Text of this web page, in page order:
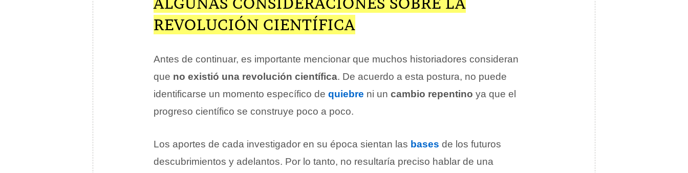
REVOLUCIÓN CIENTÍFICA
Antes de continuar, es importante mencionar que muchos historiadores consideran
que no existió una revolución científica. De acuerdo a esta postura, no puede
identificarse un momento específico de quiebre ni un cambio repentino ya que el
progreso científico se construye poco a poco.
Los aportes de cada investigador en su época sientan las bases de los futuros
descubrimientos y adelantos. Por lo tanto, no resultaría preciso hablar de una